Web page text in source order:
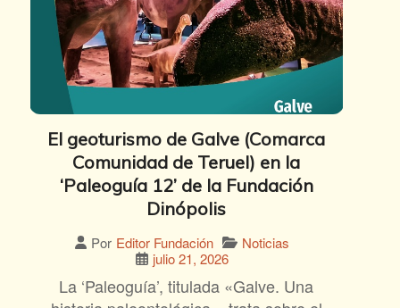
El geoturismo de Galve (Comarca
Comunidad de Teruel) en la
‘Paleoguía 12’ de la Fundación
Dinópolis
Por Editor Fundación
Noticias
julio 21, 2026
La ‘Paleoguía’, titulada «Galve. Una